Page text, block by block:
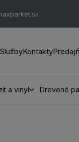
SlužbyKontakty
a vinyl Drevené